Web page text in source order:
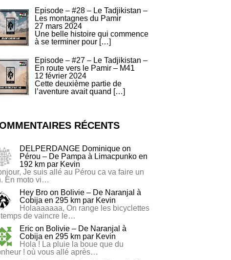
Episode – #28 – Le Tadjikistan –
Les montagnes du Pamir
27 mars 2024
Une belle histoire qui commence
à se terminer pour […]
Episode – #27 – Le Tadjikistan –
En route vers le Pamir – M41
12 février 2024
Cette deuxième partie de
l’aventure avait quand […]
RÉCENTS
DELPERDANGE Dominique on
Pérou – De Pampa à Limacpunko en
192 km par Kevin
Je suis allé au Pérou ca va faire un
En moto vi…
Hey Bro on Bolivie – De Naranjal à
Cobija en 295 km par Kevin
Holaaaaaaa, On range les bicyclettes
temps de vaincre le…
Eric on Bolivie – De Naranjal à
Cobija en 295 km par Kevin
Hola ! La pluie la boue que du
! où vous allé après…